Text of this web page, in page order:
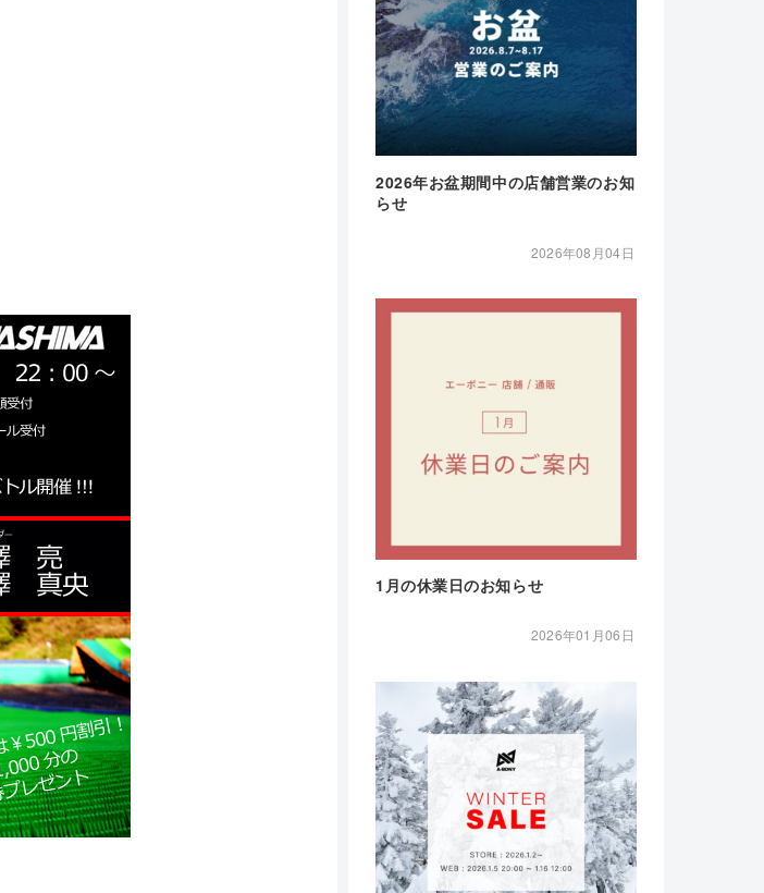
2026年お盆期間中の店舗営業のお知
らせ
2026年08月04日
1月の休業日のお知らせ
2026年01月06日